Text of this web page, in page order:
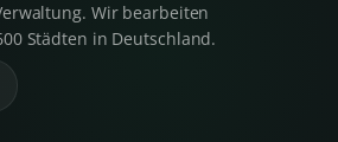
Wir bearbeiten
Städten in Deutschland.